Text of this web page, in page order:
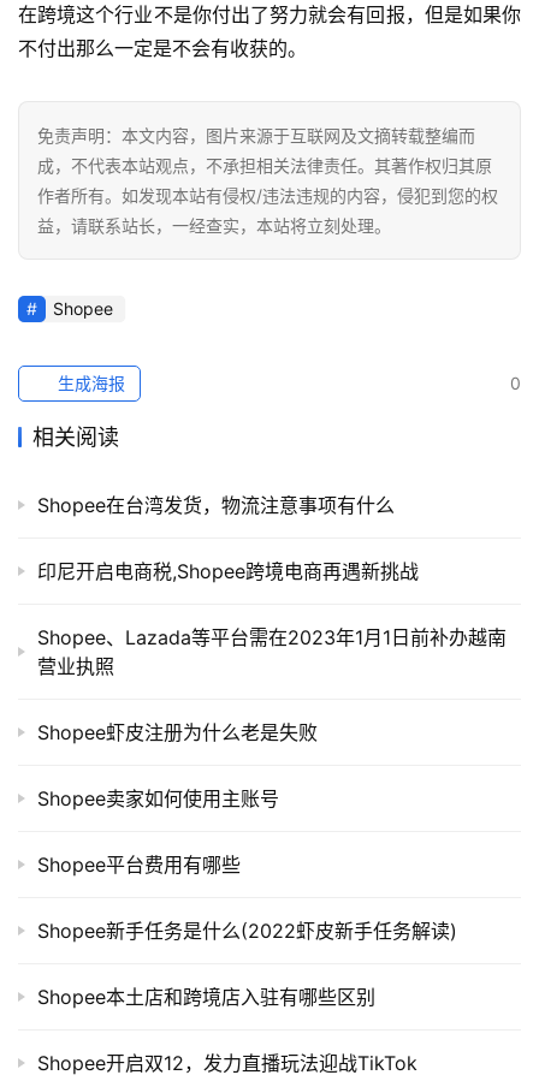
社
营
销
跨
境
导
在跨境这个行业不是你付出了努力就会有回报，但是如果你
不付出那么一定是不会有收获的。
免责声明：本文内容，图片来源于互联网及文摘转载整编而
成，不代表本站观点，不承担相关法律责任。其著作权归其原
作者所有。如发现本站有侵权/违法违规的内容，侵犯到您的权
益，请联系站长，一经查实，本站将立刻处理。
Shopee
0
生成海报
相关阅读
Shopee在台湾发货，物流注意事项有什么
印尼开启电商税,Shopee跨境电商再遇新挑战
Shopee、Lazada等平台需在2023年1月1日前补办越南
营业执照
Shopee虾皮注册为什么老是失败
Shopee卖家如何使用主账号
Shopee平台费用有哪些
Shopee新手任务是什么(2022虾皮新手任务解读)
Shopee本土店和跨境店入驻有哪些区别
Shopee开启双12，发力直播玩法迎战TikTok